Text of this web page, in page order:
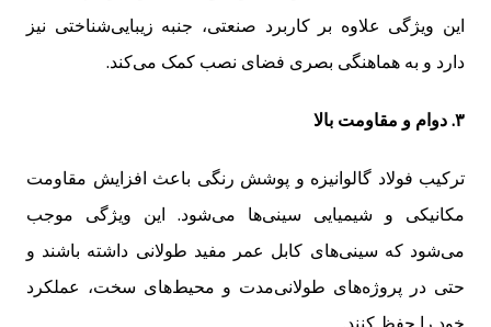
این ویژگی علاوه بر کاربرد صنعتی، جنبه زیبایی‌شناختی نیز
دارد و به هماهنگی بصری فضای نصب کمک می‌کند.
۳. دوام و مقاومت بالا
ترکیب فولاد گالوانیزه و پوشش رنگی باعث افزایش مقاومت
مکانیکی و شیمیایی سینی‌ها می‌شود. این ویژگی موجب
می‌شود که سینی‌های کابل عمر مفید طولانی داشته باشند و
حتی در پروژه‌های طولانی‌مدت و محیط‌های سخت، عملکرد
خود را حفظ کنند.